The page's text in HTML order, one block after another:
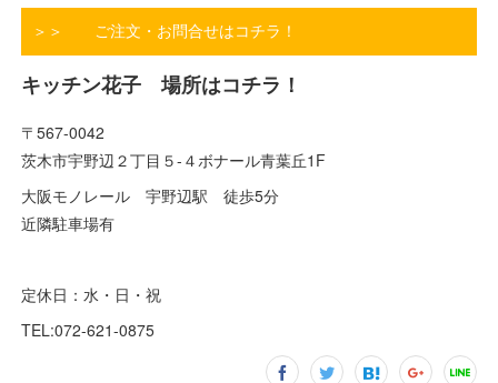
＞＞ ご注文・お問合せはコチラ！
キッチン花子 場所はコチラ！
〒567-0042
茨木市宇野辺２丁目５-４ボナール青葉丘1F
大阪モノレール 宇野辺駅 徒歩5分
近隣駐車場有
定休日：水・日・祝
TEL:072-621-0875